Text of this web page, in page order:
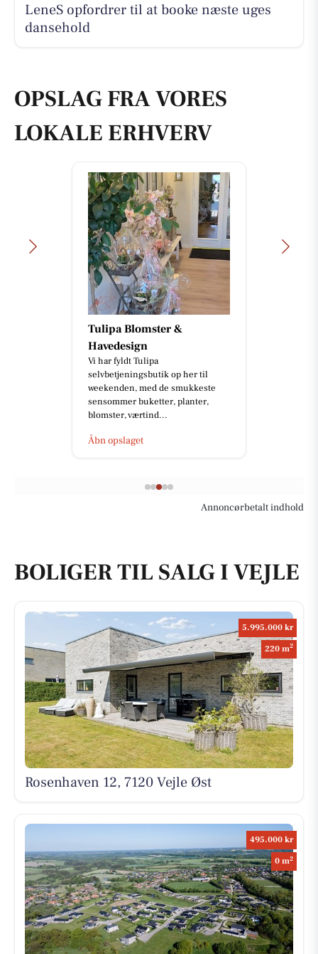
LeneS opfordrer til at booke næste uges
dansehold
OPSLAG FRA VORES
LOKALE ERHVERV
Tulipa Blomster &
Havedesign
Vi har fyldt Tulipa
selvbetjeningsbutik op her til
weekenden, med de smukkeste
sensommer buketter, planter,
blomster, værtind...
Åbn opslaget
Annoncørbetalt indhold
BOLIGER TIL SALG I VEJLE
5.995.000 kr
220 m2
Rosenhaven 12, 7120 Vejle Øst
495.000 kr
0 m2